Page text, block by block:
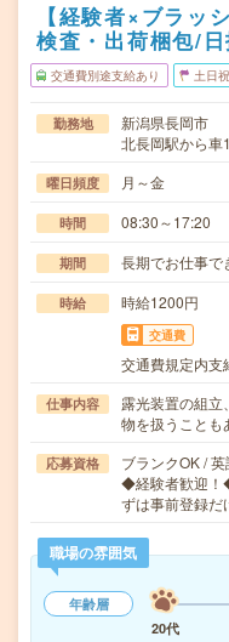
【経験者×ブラッ
検査・出荷梱包/
交通費別途支給あり 土日
勤務地
新潟県長岡市
北長岡駅から車
曜日頻度 月～金
時間 08:30～17:20
期間 長期でお仕事で
時給 時給1200円
交通費
交通費規定内支
仕事内容
露光装置の組
物を扱うこと
応募資格
ブランクOK /
◆経験者歓迎！
ずは事前登録
職場の雰囲気
年齢層
20代